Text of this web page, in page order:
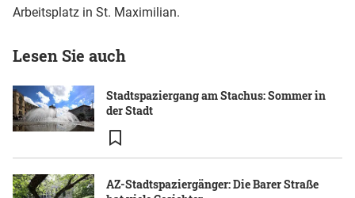
Arbeitsplatz in St. Maximilian.
Lesen Sie auch
Stadtspaziergang am Stachus: Sommer in
der Stadt
AZ-Stadtspaziergänger: Die Barer Straße